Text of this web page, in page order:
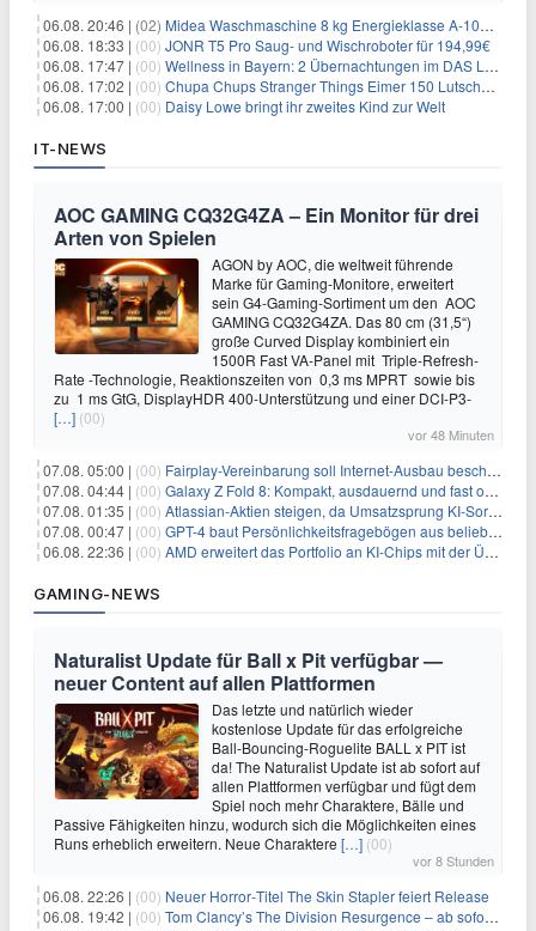
06.08. 20:46 | (02) Midea Waschmaschine 8 kg Energieklasse A-10% 1400 U/Min für 289,97€
06.08. 18:33 | (00) JONR T5 Pro Saug- und Wischroboter für 194,99€
06.08. 17:47 | (00) Wellness in Bayern: 2 Übernachtungen im DAS LUDWIG Sports Resort inkl. HP + Wellness ab 174€ p.P.
06.08. 17:02 | (00) Chupa Chups Stranger Things Eimer 150 Lutscher für 21,95€
06.08. 17:00 | (00) Daisy Lowe bringt ihr zweites Kind zur Welt
IT-NEWS
AOC GAMING CQ32G4ZA – Ein Monitor für drei
Arten von Spielen
AGON by AOC, die weltweit führende
Marke für Gaming-Monitore, erweitert
sein G4-Gaming-Sortiment um den AOC
GAMING CQ32G4ZA. Das 80 cm (31,5“)
große Curved Display kombiniert ein
1500R Fast VA-Panel mit Triple-Refresh-
Rate -Technologie, Reaktionszeiten von 0,3 ms MPRT sowie bis
zu 1 ms GtG, DisplayHDR 400-Unterstützung und einer DCI-P3-
[…] (00)
vor 48 Minuten
07.08. 05:00 | (00) Fairplay-Vereinbarung soll Internet-Ausbau beschleunigen
07.08. 04:44 | (00) Galaxy Z Fold 8: Kompakt, ausdauernd und fast ohne Falte
07.08. 01:35 | (00) Atlassian-Aktien steigen, da Umsatzsprung KI-Sorgen dämpft
07.08. 00:47 | (00) GPT-4 baut Persönlichkeitsfragebögen aus beliebigen Texten und sagt Antworten voraus
06.08. 22:36 | (00) AMD erweitert das Portfolio an KI-Chips mit der Übernahme von Taalas
GAMING-NEWS
Naturalist Update für Ball x Pit verfügbar —
neuer Content auf allen Plattformen
Das letzte und natürlich wieder
kostenlose Update für das erfolgreiche
Ball-Bouncing-Roguelite BALL x PIT ist
da! The Naturalist Update ist ab sofort auf
allen Plattformen verfügbar und fügt dem
Spiel noch mehr Charaktere, Bälle und
Passive Fähigkeiten hinzu, wodurch sich die Möglichkeiten eines
Runs erheblich erweitern. Neue Charaktere […] (00)
vor 8 Stunden
06.08. 22:26 | (00) Neuer Horror‑Titel The Skin Stapler feiert Release
06.08. 19:42 | (00) Tom Clancy’s The Division Resurgence – ab sofort für euch verfügbar